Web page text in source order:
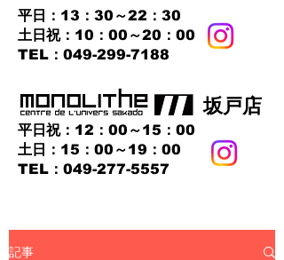
平日：13：30～22：30
土日祝：10：00～20：00
​TEL：049-299-7188
​坂戸店
平日祝：12：00～15：00
土日：15：00～19：00
TEL：049-277-5557
記事